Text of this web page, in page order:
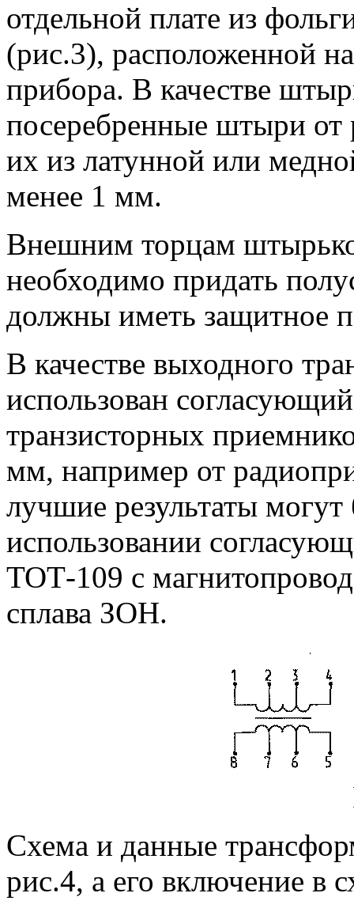
отдельной плате из
(рис.3), расположенной
прибора. В качестве
посеребренные штыри от
их из латунной или
менее 1 мм.
Внешним торцам
необходимо придать
должны иметь защитное
В качестве выходного
использован
транзисторных
мм, например от
лучшие результаты
использовании
ТОТ-109 с
сплава ЗОН.
Схема и данные
рис.4, а его включение в